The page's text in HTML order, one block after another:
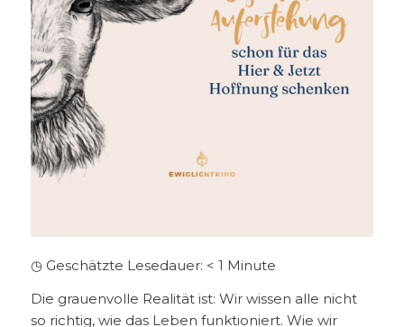
◷ Geschätzte Lesedauer: < 1 Minute
Die grauenvolle Realität ist: Wir wissen alle nicht
so richtig, wie das Leben funktioniert. Wie wir